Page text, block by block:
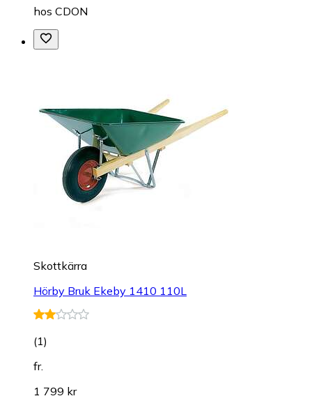
hos CDON
Skottkärra
Hörby Bruk Ekeby 1410 110L
(1)
fr.
1 799 kr